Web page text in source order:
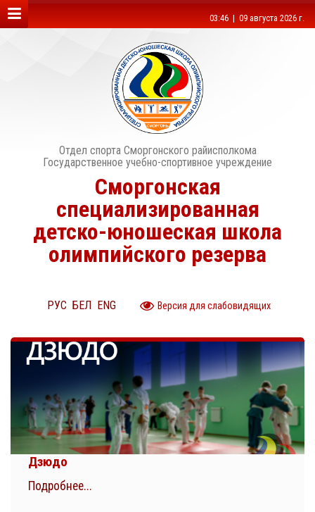
03:46 | 09 августа 2026 г.
Отдел спорта Сморгонского райисполкома
Государственное учебно-спортивное учреждение
Сморгонская
специализированная
детско-юношеская школа
олимпийского резерва
РУС БЕЛ ENG Версия для слабовидящих
Дзюдо
Подробнее...